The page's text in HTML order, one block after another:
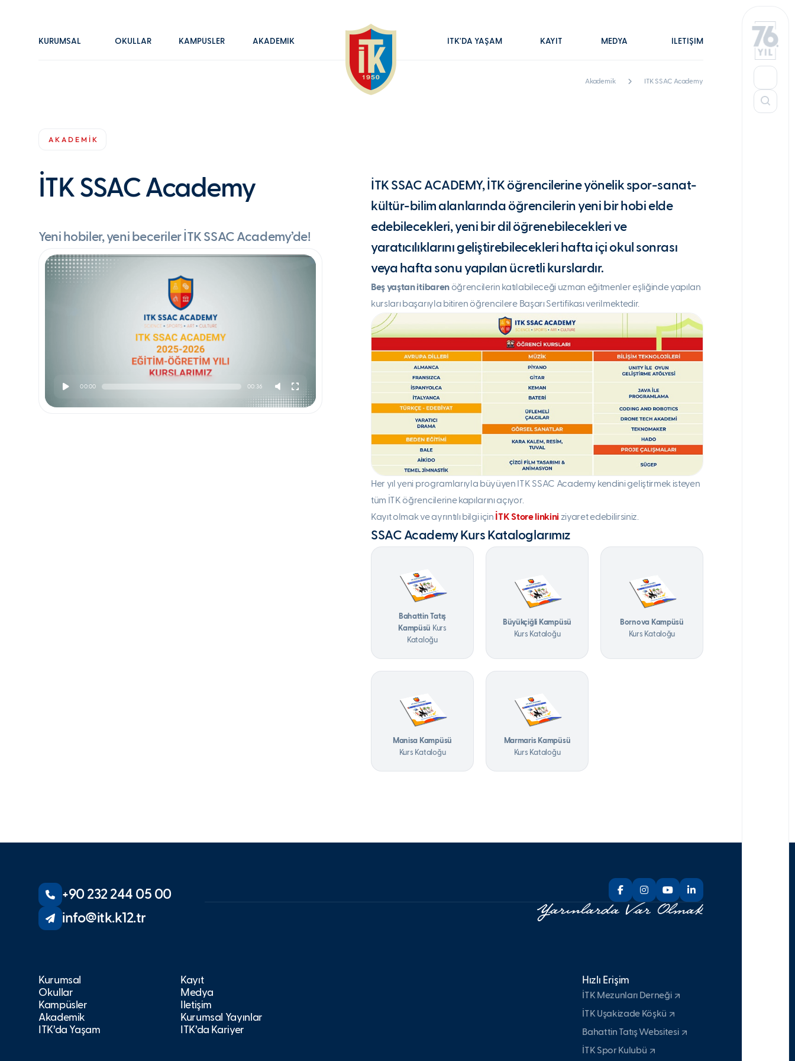
KURUMSAL OKULLAR KAMPÜSLER AKADEMİK İTK'DA YAŞAM KAYIT MEDYA İLETİŞİM
Akademik ITK SSAC Academy
AKADEMİK
İTK SSAC Academy
Yeni hobiler, yeni beceriler İTK SSAC Academy’de!
00:00 00:36
İTK SSAC ACADEMY, İTK öğrencilerine yönelik spor-sanat-
kültür-bilim alanlarında öğrencilerin yeni bir hobi elde
edebilecekleri, yeni bir dil öğrenebilecekleri ve
yaratıcılıklarını geliştirebilecekleri hafta içi okul sonrası
veya hafta sonu yapılan ücretli kurslardır.
Beş yaştan itibarenöğrencilerin katılabileceği uzman eğitmenler eşliğinde yapılan
kursları başarıyla bitiren öğrencilere Başarı Sertifikası verilmektedir.
Her yıl yeni programlarıyla büyüyen ITK SSAC Academy kendini geliştirmek isteyen
tüm İTK öğrencilerine kapılarını açıyor.
Kayıt olmak ve ayrıntılı bilgi için İTK Store linkini ziyaret edebilirsiniz.
SSAC Academy Kurs Kataloglarımız
Bahattin Tatış
Kampüsü Kurs
Kataloğu
Büyükçiğli Kampüsü
Kurs Kataloğu
Bornova Kampüsü
Kurs Kataloğu
Manisa Kampüsü
Kurs Kataloğu
Marmaris Kampüsü
Kurs Kataloğu
+90 232 244 05 00
info@itk.k12.tr
Kurumsal
Okullar
Kampüsler
Akademik
İTK’da Yaşam
Kayıt
Medya
İletişim
Kurumsal Yayınlar
İTK’da Kariyer
Hızlı Erişim
İTK Mezunları Derneği
İTK Uşakizade Köşkü
Bahattin Tatış Websitesi
İTK Spor Kulubü